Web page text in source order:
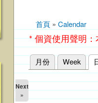
您在這裡
首頁 » Calendar
* 個資使用聲明
主要索引標籤
月份 Week
Next
»